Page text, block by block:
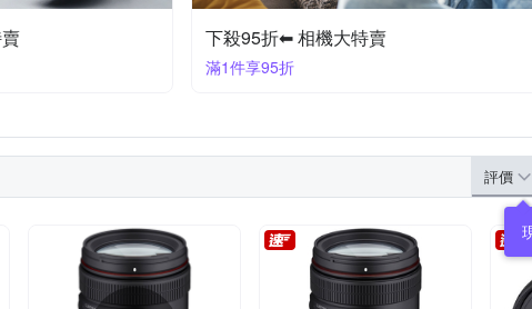
下殺95折⬅︎ 相機大特賣
滿1件享95折
評價